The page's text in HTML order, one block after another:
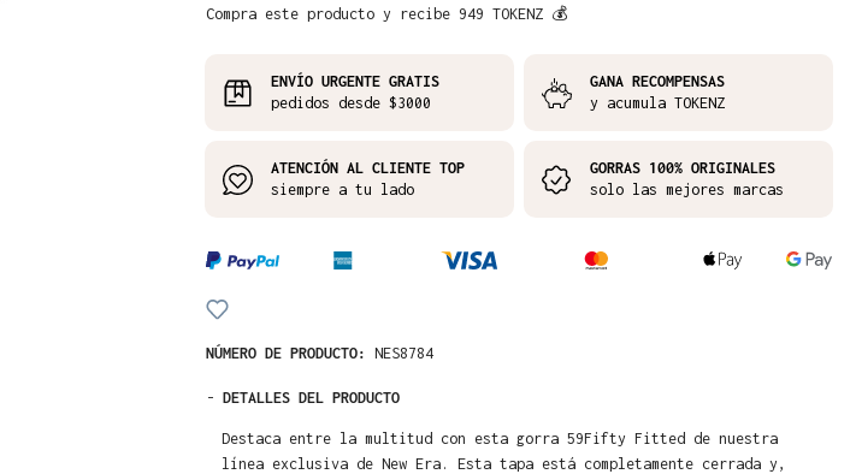
Compra este producto y recibe 949 TOKENZ 💰
ENVÍO URGENTE GRATIS
pedidos desde $3000
GANA RECOMPENSAS
y acumula TOKENZ
ATENCIÓN AL CLIENTE TOP
siempre a tu lado
GORRAS 100% ORIGINALES
solo las mejores marcas
NÚMERO DE PRODUCTO: NES8784
- DETALLES DEL PRODUCTO
Destaca entre la multitud con esta gorra 59Fifty Fitted de nuestra
línea exclusiva de New Era. Esta tapa está completamente cerrada y,